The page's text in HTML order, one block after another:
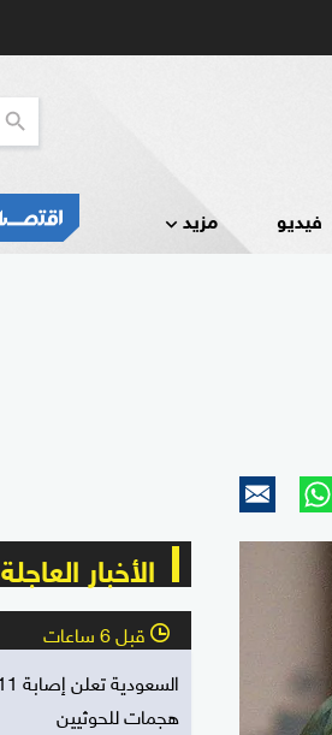
فيديو مزيد
الأخبار العاجلة
l قبل 6 ساعات
هجمات للحوثيين